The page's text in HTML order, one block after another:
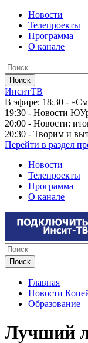
Новости
Телепроекты
Программа
О канале
ИнситТВ
В эфире: 18:30 -
19:30 - Новости
20:00 - Новости:
20:30 - Творим и
Перейти в раздел
Новости
Телепроекты
Программа
О канале
Главная
Новости
Образование
Лучший